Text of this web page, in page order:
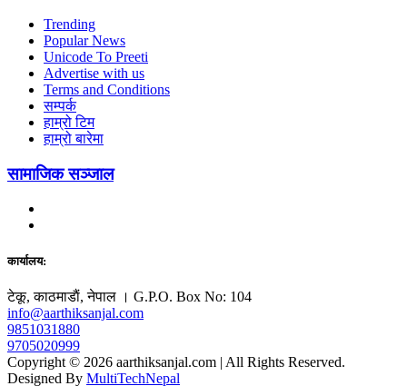
Trending
Popular News
Unicode To Preeti
Advertise with us
Terms and Conditions
सम्पर्क
हाम्रो टिम
हाम्रो बारेमा
सामाजिक सञ्जाल
कार्यालय:
टेकू, काठमाडाैं, नेपाल । G.P.O. Box No: 104
info@aarthiksanjal.com
9851031880
9705020999
Copyright © 2026 aarthiksanjal.com | All Rights Reserved.
Designed By MultiTechNepal